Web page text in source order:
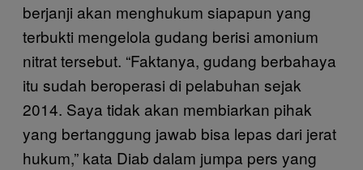
berjanji akan menghukum siapapun yang
terbukti mengelola gudang berisi amonium
nitrat tersebut. “Faktanya, gudang berbahaya
itu sudah beroperasi di pelabuhan sejak
2014. Saya tidak akan membiarkan pihak
yang bertanggung jawab bisa lepas dari jerat
hukum,” kata Diab dalam jumpa pers yang